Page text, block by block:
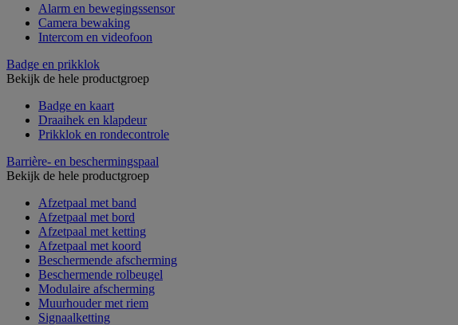
Alarm en bewegingssensor
Camera bewaking
Intercom en videofoon
Badge en prikklok
Bekijk de hele productgroep
Badge en kaart
Draaihek en klapdeur
Prikklok en rondecontrole
Barrière- en beschermingspaal
Bekijk de hele productgroep
Afzetpaal met band
Afzetpaal met bord
Afzetpaal met ketting
Afzetpaal met koord
Beschermende afscherming
Beschermende rolbeugel
Modulaire afscherming
Muurhouder met riem
Signaalketting